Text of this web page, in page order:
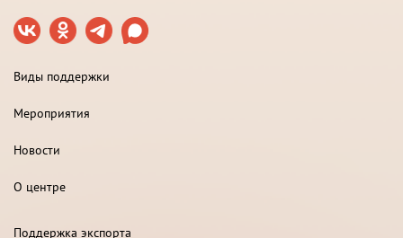
Виды поддержки
Мероприятия
Новости
О центре
Поддержка экспорта